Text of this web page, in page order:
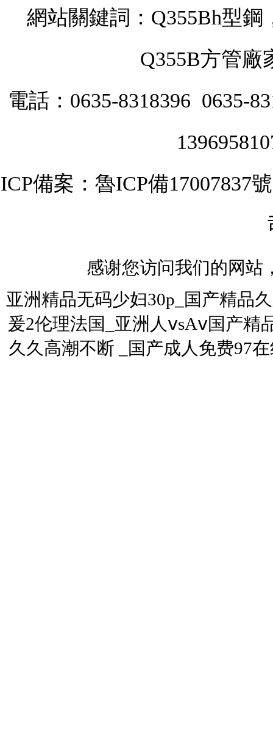
網站關鍵詞： Q355Bh型鋼
Q355B方管廠
電話：0635-8318396 0635-
ICP備案： 魯ICP備17007837
感谢您访问我们的网站
亚洲精品无码少妇30p_国产精品
爰2伦理法国_亚洲人ⅴsAⅴ国产精
久久高潮不断 _国产成人免费97